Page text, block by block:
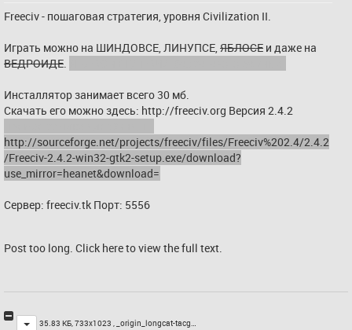
Freeciv - пошаговая стратегия, уровня Civilization II.
Играть можно на ШИНДОВСЕ, ЛИНУПСЕ, ЯБЛОСЕ
ВЕДРОИДЕ.
Инсталлятор занимает всего 30 мб.
Скачать его можно здесь: http://freeciv.org Версия 2.4.2
http://sourceforge.net/projects/freeciv/files/Freeciv%202.4/2.4.2
/Freeciv-2.4.2-win32-gtk2-setup.exe/download?
use_mirror=heanet&download=
Сервер: freeciv.tk Порт: 5556
Post too long. Click here to view the full text.
Toggle
35.83 КБ, 733x1023 , _origin_longcat-tacg…